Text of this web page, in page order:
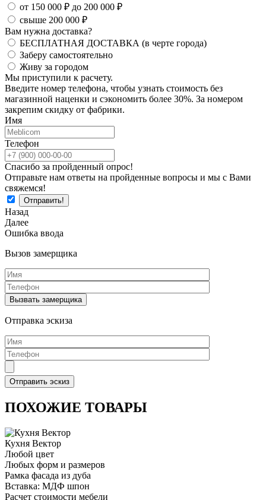
от 150 000 ₽ до 200 000 ₽
свыше 200 000 ₽
Вам нужна доставка?
БЕСПЛАТНАЯ ДОСТАВКА (в черте города)
Заберу самостоятельно
Живу за городом
Мы приступили к расчету.
Введите номер телефона, чтобы узнать стоимость без
магазинной наценки и сэкономить более 30%. За номером
закрепим скидку от фабрики.
Имя
Телефон
Спасибо за пройденный опрос!
Отправьте нам ответы на пройденные вопросы и мы с Вами
свяжемся!
Назад
Далее
Ошибка ввода
Вызов замерщика
Отправка эскиза
ПОХОЖИЕ ТОВАРЫ
Кухня Вектор
Любой цвет
Любых форм и размеров
Рамка фасада из дуба
Вставка: МДФ шпон
Расчет стоимости мебели